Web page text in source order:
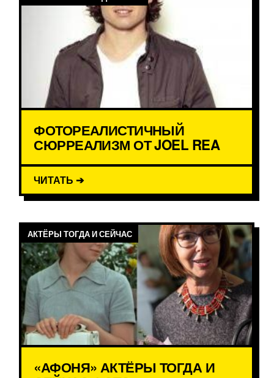
ФОТОРЕАЛИСТИЧНЫЙ
СЮРРЕАЛИЗМ ОТ JOEL REA
ЧИТАТЬ ➔
АКТЁРЫ ТОГДА И СЕЙЧАС
«АФОНЯ» АКТЁРЫ ТОГДА И